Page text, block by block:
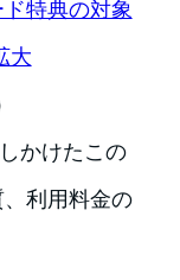
特典の対象
大
かけたこの
利用料金の